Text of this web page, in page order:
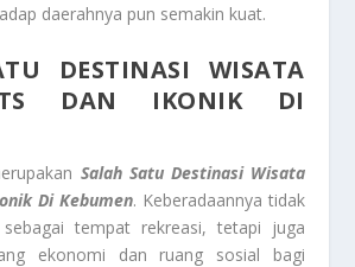
daerahnya pun semakin kuat.
DESTINASI WISATA
DAN IKONIK DI
Salah Satu Destinasi Wisata
Di Kebumen. Keberadaannya tidak
tempat rekreasi, tetapi juga
ekonomi dan ruang sosial bagi